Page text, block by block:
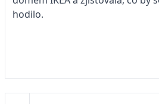
hodilo.